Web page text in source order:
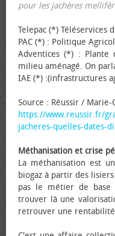
pour les jachères
Telepac (*) Téléservices
PAC (*) : Politique
Adventices (*) : Plante
milieu aménagé. On
IAE (*) :(infrastructures
Source : Réussir /
https://www.reussir.fr/
jacheres-quelles-dates-
Méthanisation et crise
La méthanisation est
biogaz à partir des
pas le métier de base
trouver là une
retrouver une